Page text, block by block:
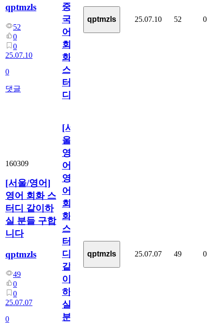
qptmzls
52
0
0
25.07.10
0
댓글
중
국
어
회
화
스
터
디
qptmzls 25.07.10 52 0
160309
[서울/영어]
영어 회화 스
터디 같이하
실 분들 구합
니다
qptmzls
49
0
0
25.07.07
0
[서
울/
영
어]
영
어
회
화
스
터
디
같
이
하
실
분
qptmzls 25.07.07 49 0